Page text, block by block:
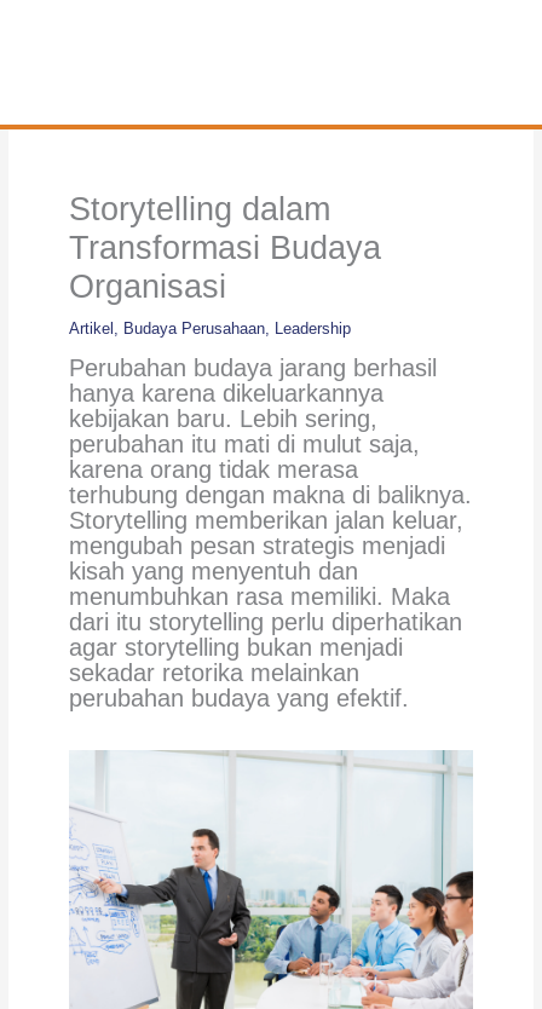
Storytelling dalam
Transformasi Budaya
Organisasi
Artikel , Budaya Perusahaan, Leadership
Perubahan budaya jarang berhasil
hanya karena dikeluarkannya
kebijakan baru. Lebih sering,
perubahan itu mati di mulut saja,
karena orang tidak merasa
terhubung dengan makna di baliknya.
Storytelling memberikan jalan keluar,
mengubah pesan strategis menjadi
kisah yang menyentuh dan
menumbuhkan rasa memiliki. Maka
dari itu storytelling perlu diperhatikan
agar storytelling bukan menjadi
sekadar retorika melainkan
perubahan budaya yang efektif.